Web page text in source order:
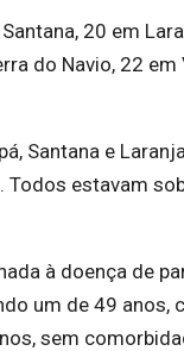
20 em
do Navio, 22
Santana e
Todos estavam
à doença de
um de 49 anos,
sem